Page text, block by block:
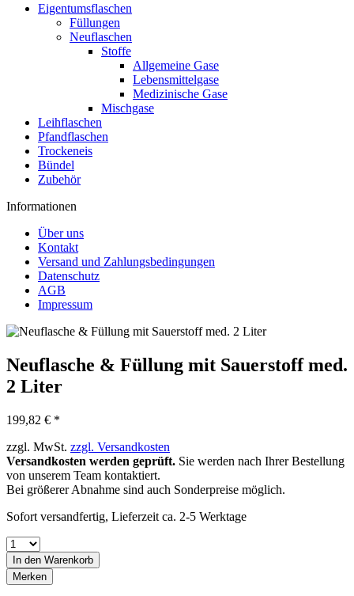
Eigentumsflaschen
Füllungen
Neuflaschen
Stoffe
Allgemeine Gase
Lebensmittelgase
Medizinische Gase
Mischgase
Leihflaschen
Pfandflaschen
Trockeneis
Bündel
Zubehör
Informationen
Über uns
Kontakt
Versand und Zahlungsbedingungen
Datenschutz
AGB
Impressum
Neuflasche & Füllung mit Sauerstoff med.
2 Liter
199,82 € *
zzgl. MwSt. zzgl. Versandkosten
Versandkosten werden geprüft. Sie werden nach Ihrer Bestellung
von unserem Team kontaktiert.
Bei größerer Abnahme sind auch Sonderpreise möglich.
Sofort versandfertig, Lieferzeit ca. 2-5 Werktage
In den Warenkorb
Merken